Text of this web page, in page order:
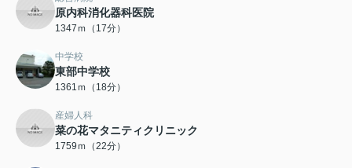
原内科消化器科医院
1347ｍ（17分）
中学校
東部中学校
1361ｍ（18分）
産婦人科
菜の花マタニティクリニック
1759ｍ（22分）